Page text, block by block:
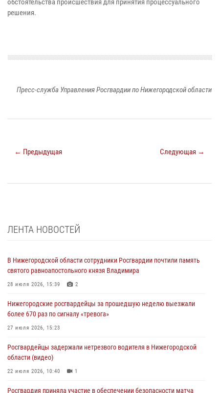
обстоятельства происшествия для принятия процессуального
решения.
Пресс-служба Управления Росгвардии по Нижегородской области
← Предыдущая Следующая →
ЛЕНТА НОВОСТЕЙ
В Нижегородской области сотрудники Росгвардии почтили память
святого равноапостольного князя Владимира
28 июля 2026, 15:39 2
Нижегородские росгвардейцы за прошедшую неделю выезжали
более 670 раз по сигналу «тревога»
27 июля 2026, 15:23
Росгвардейцы задержали нетрезвого водителя в Нижегородской
области (видео)
22 июля 2026, 10:40 1
Росгвардия приняла участие в обеспечении безопасности матча